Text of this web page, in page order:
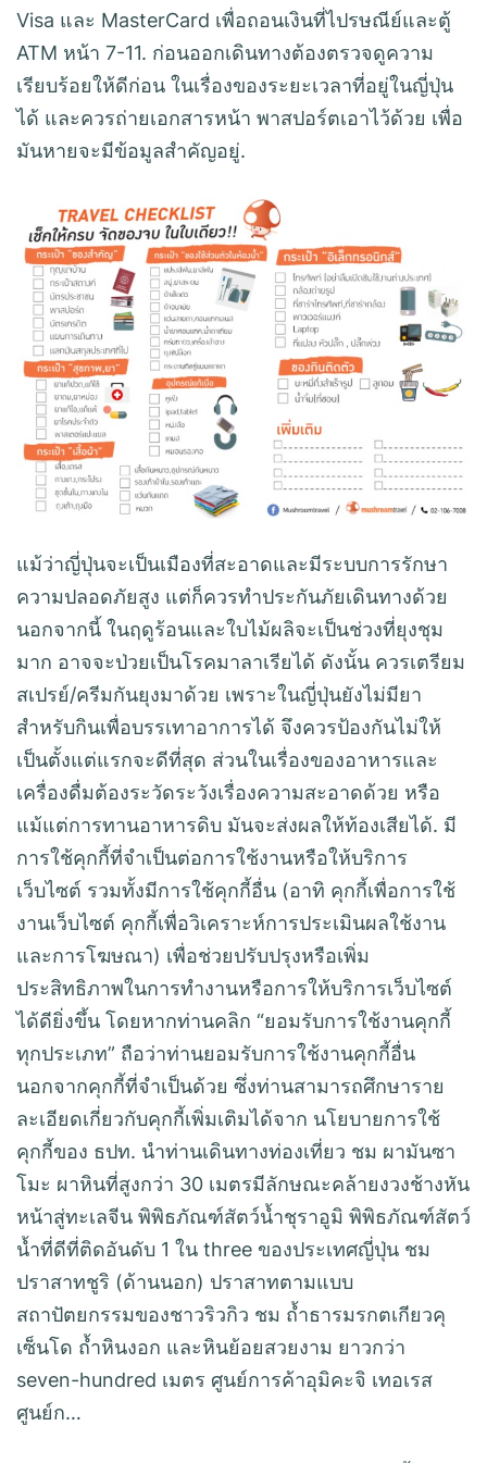
Visa และ MasterCard เพื่อถอนเงินที่ไปรษณีย์และตู้
ATM หน้า 7-11. ก่อนออกเดินทางต้องตรวจดูความ
เรียบร้อยให้ดีก่อน ในเรื่องของระยะเวลาที่อยู่ในญี่ปุ่น
ได้ และควรถ่ายเอกสารหน้า พาสปอร์ตเอาไว้ด้วย เพื่อ
มันหายจะมีข้อมูลสำคัญอยู่.
แม้ว่าญี่ปุ่นจะเป็นเมืองที่สะอาดและมีระบบการรักษา
ความปลอดภัยสูง แต่ก็ควรทำประกันภัยเดินทางด้วย
นอกจากนี้ ในฤดูร้อนและใบไม้ผลิจะเป็นช่วงที่ยุงชุม
มาก อาจจะป่วยเป็นโรคมาลาเรียได้ ดังนั้น ควรเตรียม
สเปรย์/ครีมกันยุงมาด้วย เพราะในญี่ปุ่นยังไม่มียา
สำหรับกินเพื่อบรรเทาอาการได้ จึงควรป้องกันไม่ให้
เป็นตั้งแต่แรกจะดีที่สุด ส่วนในเรื่องของอาหารและ
เครื่องดื่มต้องระวัดระวังเรื่องความสะอาดด้วย หรือ
แม้แต่การทานอาหารดิบ มันจะส่งผลให้ท้องเสียได้. มี
การใช้คุกกี้ที่จำเป็นต่อการใช้งานหรือให้บริการ
เว็บไซต์ รวมทั้งมีการใช้คุกกี้อื่น (อาทิ คุกกี้เพื่อการใช้
งานเว็บไซต์ คุกกี้เพื่อวิเคราะห์การประเมินผลใช้งาน
และการโฆษณา) เพื่อช่วยปรับปรุงหรือเพิ่ม
ประสิทธิภาพในการทำงานหรือการให้บริการเว็บไซต์
ได้ดียิ่งขึ้น โดยหากท่านคลิก “ยอมรับการใช้งานคุกกี้
ทุกประเภท” ถือว่าท่านยอมรับการใช้งานคุกกี้อื่น
นอกจากคุกกี้ที่จำเป็นด้วย ซึ่งท่านสามารถศึกษาราย
ละเอียดเกี่ยวกับคุกกี้เพิ่มเติมได้จาก นโยบายการใช้
คุกกี้ของ ธปท. นำท่านเดินทางท่องเที่ยว ชม ผามันซา
โมะ ผาหินที่สูงกว่า 30 เมตรมีลักษณะคล้ายงวงช้างหัน
หน้าสู่ทะเลจีน พิพิธภัณฑ์สัตว์น้ำชุราอูมิ พิพิธภัณฑ์สัตว์
น้ำที่ดีที่ติดอันดับ 1 ใน three ของประเทศญี่ปุ่น ชม
ปราสาทชูริ (ด้านนอก) ปราสาทตามแบบ
สถาปัตยกรรมของชาวริวกิว ชม ถ้ำธารมรกตเกียวคุ
เซ็นโด ถ้ำหินงอก และหินย้อยสวยงาม ยาวกว่า
seven-hundred เมตร ศูนย์การค้าอุมิคะจิ เทอเรส
ศูนย์ก…